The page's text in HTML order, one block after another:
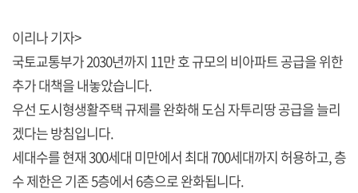
이리나 기자>
국토교통부가 2030년까지 11만 호 규모의 비아파트 공급을 위한
추가 대책을 내놓았습니다.
우선 도시형생활주택 규제를 완화해 도심 자투리땅 공급을 늘리
겠다는 방침입니다.
세대수를 현재 300세대 미만에서 최대 700세대까지 허용하고, 층
수 제한은 기존 5층에서 6층으로 완화됩니다.